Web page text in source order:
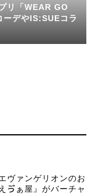
リ「WEAR GO
デやIS:SUEコラ
ヴァンゲリオンのお
ゔぁ屋』がバーチャ